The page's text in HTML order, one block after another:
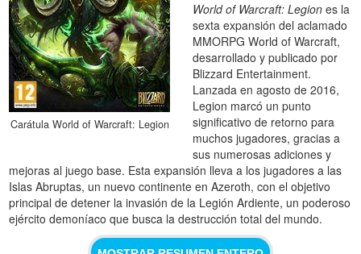
Carátula World of Warcraft: Legion
World of Warcraft: Legion es la
sexta expansión del aclamado
MMORPG World of Warcraft,
desarrollado y publicado por
Blizzard Entertainment.
Lanzada en agosto de 2016,
Legion marcó un punto
significativo de retorno para
muchos jugadores, gracias a
sus numerosas adiciones y
mejoras al juego base. Esta expansión lleva a los jugadores a las
Islas Abruptas, un nuevo continente en Azeroth, con el objetivo
principal de detener la invasión de la Legión Ardiente, un poderoso
ejército demoníaco que busca la destrucción total del mundo.